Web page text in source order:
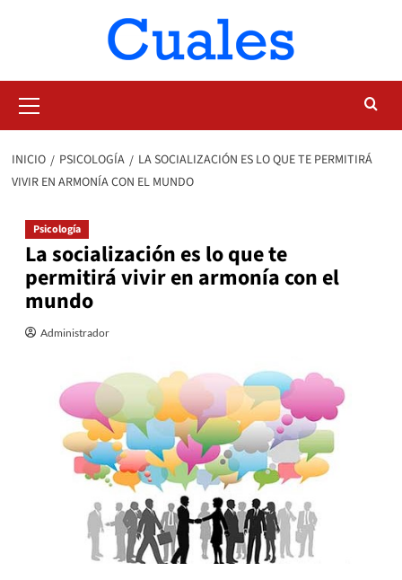
primario
INICIO PSICOLOGÍA
LA SOCIALIZACIÓN ES LO QUE TE PERMITIRÁ
VIVIR EN ARMONÍA CON EL MUNDO
Psicología
La socialización es lo que te
permitirá vivir en armonía con el
mundo
Administrador